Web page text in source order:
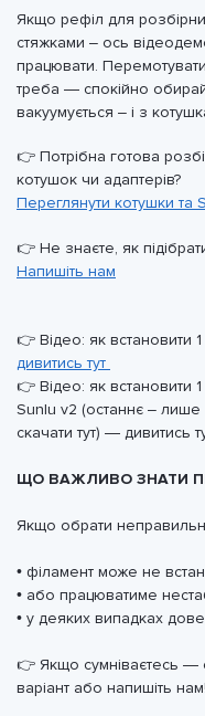
Якщо рефіл для
стяжками – ось
працювати.
треба — спокійно
вакуумується – і з
👉 Потрібна готова
котушок чи адаптерів?
Переглянути котушки та
👉 Не знаєте, як
Напишіть нам
👉 Відео: як встановити
дивитись тут
👉 Відео: як встановити
Sunlu v2 (останнє –
скачати тут) — дивитись
ЩО ВАЖЛИВО ЗНАТИ
Якщо обрати
• філамент може не
• або працюватиме
• у деяких випадках
👉 Якщо сумніваєтесь —
варіант або напишіть нам!